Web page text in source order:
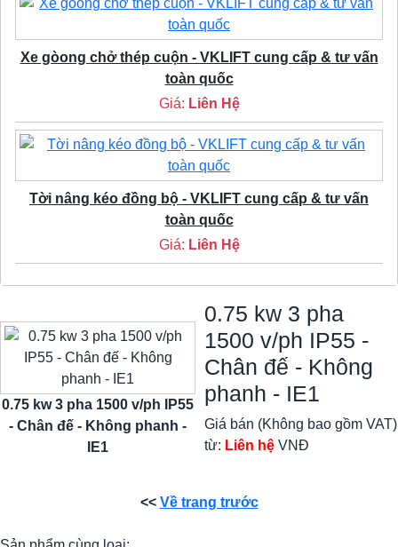
Xe gòong chở thép cuộn - VKLIFT cung cấp & tư vấn
toàn quốc
Giá: Liên Hệ
Tời nâng kéo đồng bộ - VKLIFT cung cấp & tư vấn
toàn quốc
Giá: Liên Hệ
0.75 kw 3 pha 1500 v/ph IP55
- Chân đế - Không phanh -
IE1
0.75 kw 3 pha
1500 v/ph IP55 -
Chân đế - Không
phanh - IE1
Giá bán (Không bao gồm VAT)
từ: Liên hệ VNĐ
<< Về trang trước